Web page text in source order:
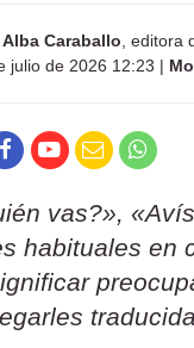
Alba Caraballo , editora
julio de 2026 12:23 |
vas?»,
habituales en